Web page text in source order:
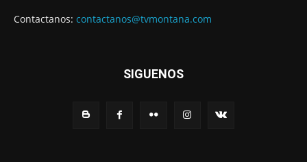
Contactanos: contactanos@tvmontana.com
SIGUENOS